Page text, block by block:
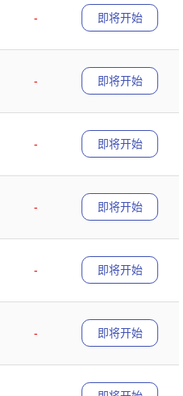
-
即将开始
-
即将开始
-
即将开始
-
即将开始
-
即将开始
-
即将开始